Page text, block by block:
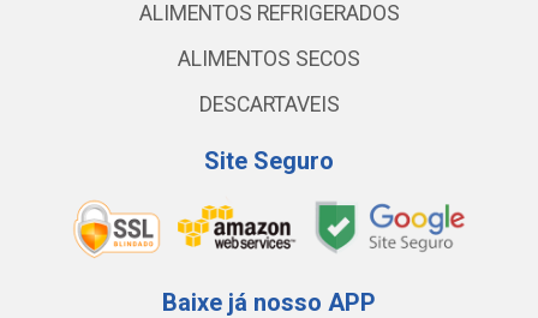
ALIMENTOS REFRIGERADOS
ALIMENTOS SECOS
DESCARTAVEIS
Site Seguro
Baixe já nosso APP